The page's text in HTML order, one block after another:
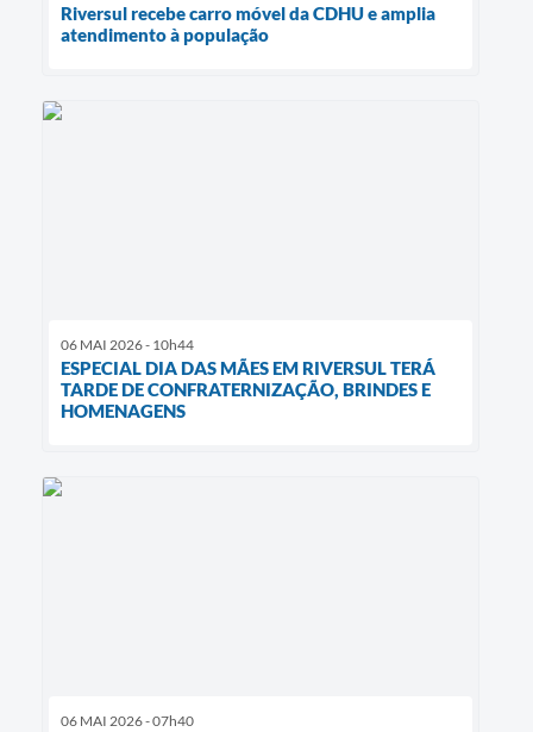
Riversul recebe carro móvel da CDHU e amplia
atendimento à população
06 MAI 2026 - 10h44
ESPECIAL DIA DAS MÃES EM RIVERSUL TERÁ
TARDE DE CONFRATERNIZAÇÃO, BRINDES E
HOMENAGENS
06 MAI 2026 - 07h40